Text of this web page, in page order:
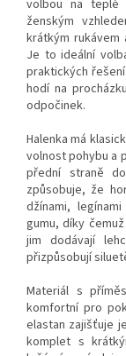
volbou na teplé
ženským
krátkým
Je to ideální
praktických
hodí na
odpočinek.
Halenka má
volnost pohybu a
přední straně
způsobuje, že
džínami,
gumu, díky
jim dodávají
přizpůsobují
Materiál s
komfortní pro
elastan zajišťuje
komplet s